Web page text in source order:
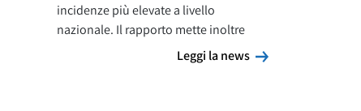
incidenze più elevate a livello
nazionale. Il rapporto mette inoltre
Leggi la news
Leggi la news